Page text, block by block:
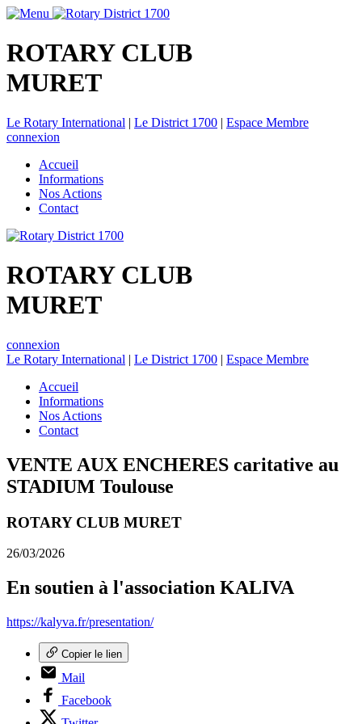
ROTARY CLUB
MURET
Le Rotary International | Le District 1700 | Espace Membre
connexion
Accueil
Informations
Nos Actions
Contact
ROTARY CLUB
MURET
connexion
Le Rotary International | Le District 1700 | Espace Membre
Accueil
Informations
Nos Actions
Contact
VENTE AUX ENCHERES caritative au
STADIUM Toulouse
ROTARY CLUB MURET
26/03/2026
En soutien à l'association KALIVA
https://kalyva.fr/presentation/
Copier le lien
Mail
Facebook